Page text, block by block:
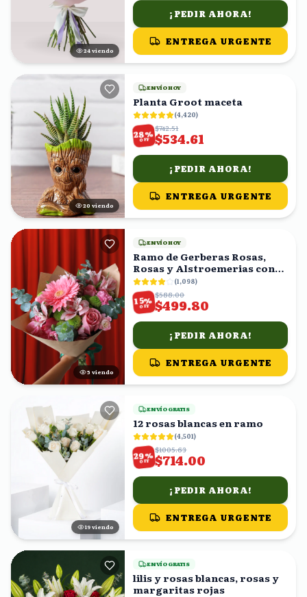
24 viendo
¡PEDIR AHORA!
ENTREGA URGENTE
20 viendo
ENVÍO HOY
Planta Groot maceta
(4,420)
28%
OFF
$742.51
$534.61
¡PEDIR AHORA!
ENTREGA URGENTE
4 viendo
ENVÍO HOY
Ramo de Gerberas Rosas,
Rosas y Alstroemerias con
Eucalipto
(1,098)
15%
OFF
$588.00
$499.80
¡PEDIR AHORA!
ENTREGA URGENTE
18 viendo
ENVÍO GRATIS
12 rosas blancas en ramo
(4,501)
29%
OFF
$1005.63
$714.00
¡PEDIR AHORA!
ENTREGA URGENTE
ENVÍO GRATIS
lilis y rosas blancas, rosas y
margaritas rojas